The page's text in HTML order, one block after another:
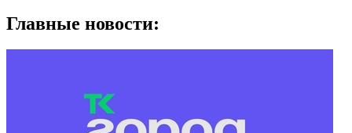
Главные новости: